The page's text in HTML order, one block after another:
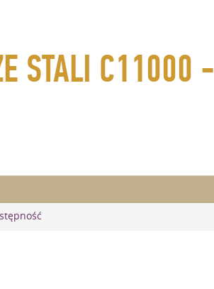
STALI C11000 -